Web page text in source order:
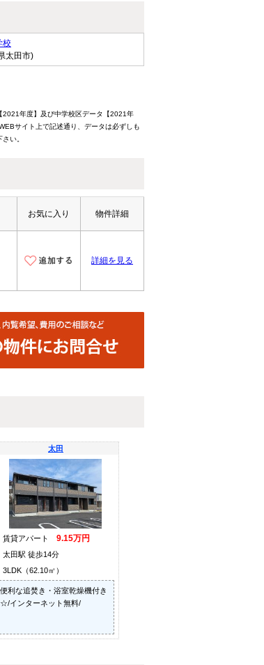
校
太田市)
2021年度】及び中学校区データ【2021年
サイト上で記述通り、データは必ずしも
い。
お気に入り 物件詳細
詳細を見る
太田
賃貸アパート 9.15万円
太田駅 徒歩14分
3LDK（62.10㎡）
便利な追焚き・浴室乾燥機付き
☆/インターネット無料/